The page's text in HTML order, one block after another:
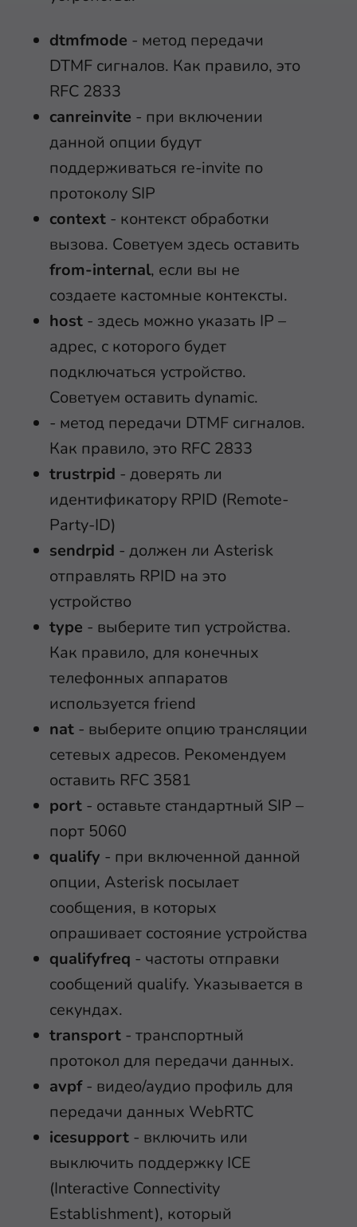
dtmfmode - метод передачи
DTMF сигналов. Как правило, это
RFC 2833
canreinvite - при включении
данной опции будут
поддерживаться re-invite по
протоколу SIP
context - контекст обработки
вызова. Советуем здесь оставить
from-internal, если вы не
создаете кастомные контексты.
host - здесь можно указать IP –
адрес, с которого будет
подключаться устройство.
Советуем оставить dynamic.
- метод передачи DTMF сигналов.
Как правило, это RFC 2833
trustrpid - доверять ли
идентификатору RPID (Remote-
Party-ID)
sendrpid - должен ли Asterisk
отправлять RPID на это
устройство
type - выберите тип устройства.
Как правило, для конечных
телефонных аппаратов
используется friend
nat - выберите опцию трансляции
сетевых адресов. Рекомендуем
оставить RFC 3581
port - оставьте стандартный SIP –
порт 5060
qualify - при включенной данной
опции, Asterisk посылает
сообщения, в которых
опрашивает состояние устройства
qualifyfreq - частоты отправки
сообщений qualify. Указывается в
секундах.
transport - транспортный
протокол для передачи данных.
avpf- видео/аудио профиль для
передачи данных WebRTC
icesupport - включить или
выключить поддержку ICE
(Interactive Connectivity
Establishment), который